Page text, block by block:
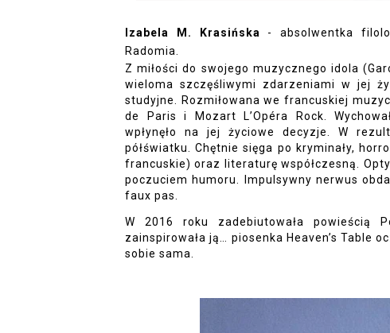
Izabela M. Krasińska -absolwentka
Radomia.
Z miłości do swojego muzycznego idola
wieloma szczęśliwymi zdarzeniami w jej
studyjne. Rozmiłowana we francuskiej
de Paris i Mozart L’Opéra Rock.
wpłynęło na jej życiowe decyzje. W
półświatku. Chętnie sięga po kryminały,
francuskie) oraz literaturę współczesną.
poczuciem humoru. Impulsywny nerwus
faux pas.
W 2016 roku zadebiutowała powieścią
zainspirowała ją… piosenka Heaven’s Table
sobie sama.